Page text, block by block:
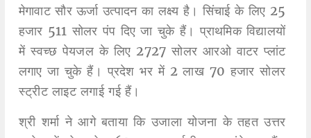
मेगावाट सौर ऊर्जा उत्पादन का लक्ष्य है। सिंचाई के लिए 25
हजार 511 सोलर पंप दिए जा चुके हैं। प्राथमिक विद्यालयों
में स्वच्छ पेयजल के लिए 2727 सोलर आरओ वाटर प्लांट
लगाए जा चुके हैं। प्रदेश भर में 2 लाख 70 हजार सोलर
स्ट्रीट लाइट लगाई गई हैं।
श्री शर्मा ने आगे बताया कि उजाला योजना के तहत उत्तर